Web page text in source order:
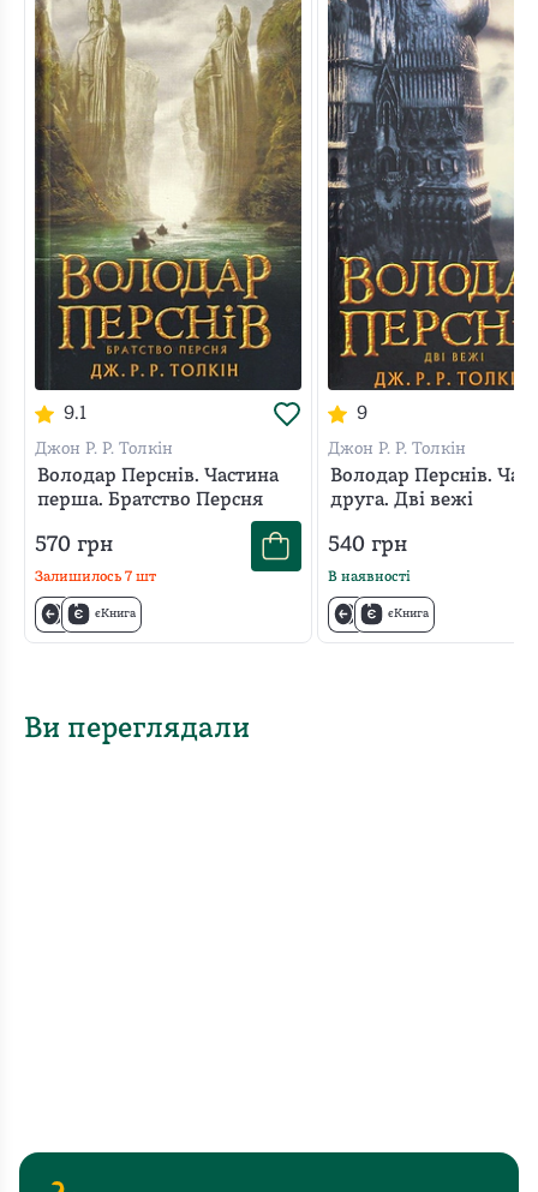
9.1
Джон Р. Р. Толкін
Володар Перснів. Частина
перша. Братство Персня
570 грн
Залишилось 7 шт
єКнига
9
Джон Р. Р. Толкін
Володар Перснів.
друга. Дві вежі
540грн
В наявності
єКнига
Ви переглядали